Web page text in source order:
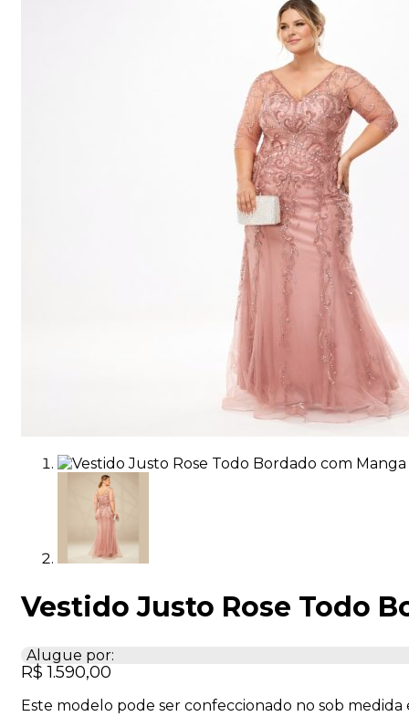
Vestido Justo Rose Todo
Alugue por:
R$ 1.590,00
Este modelo pode ser confeccionado no sob